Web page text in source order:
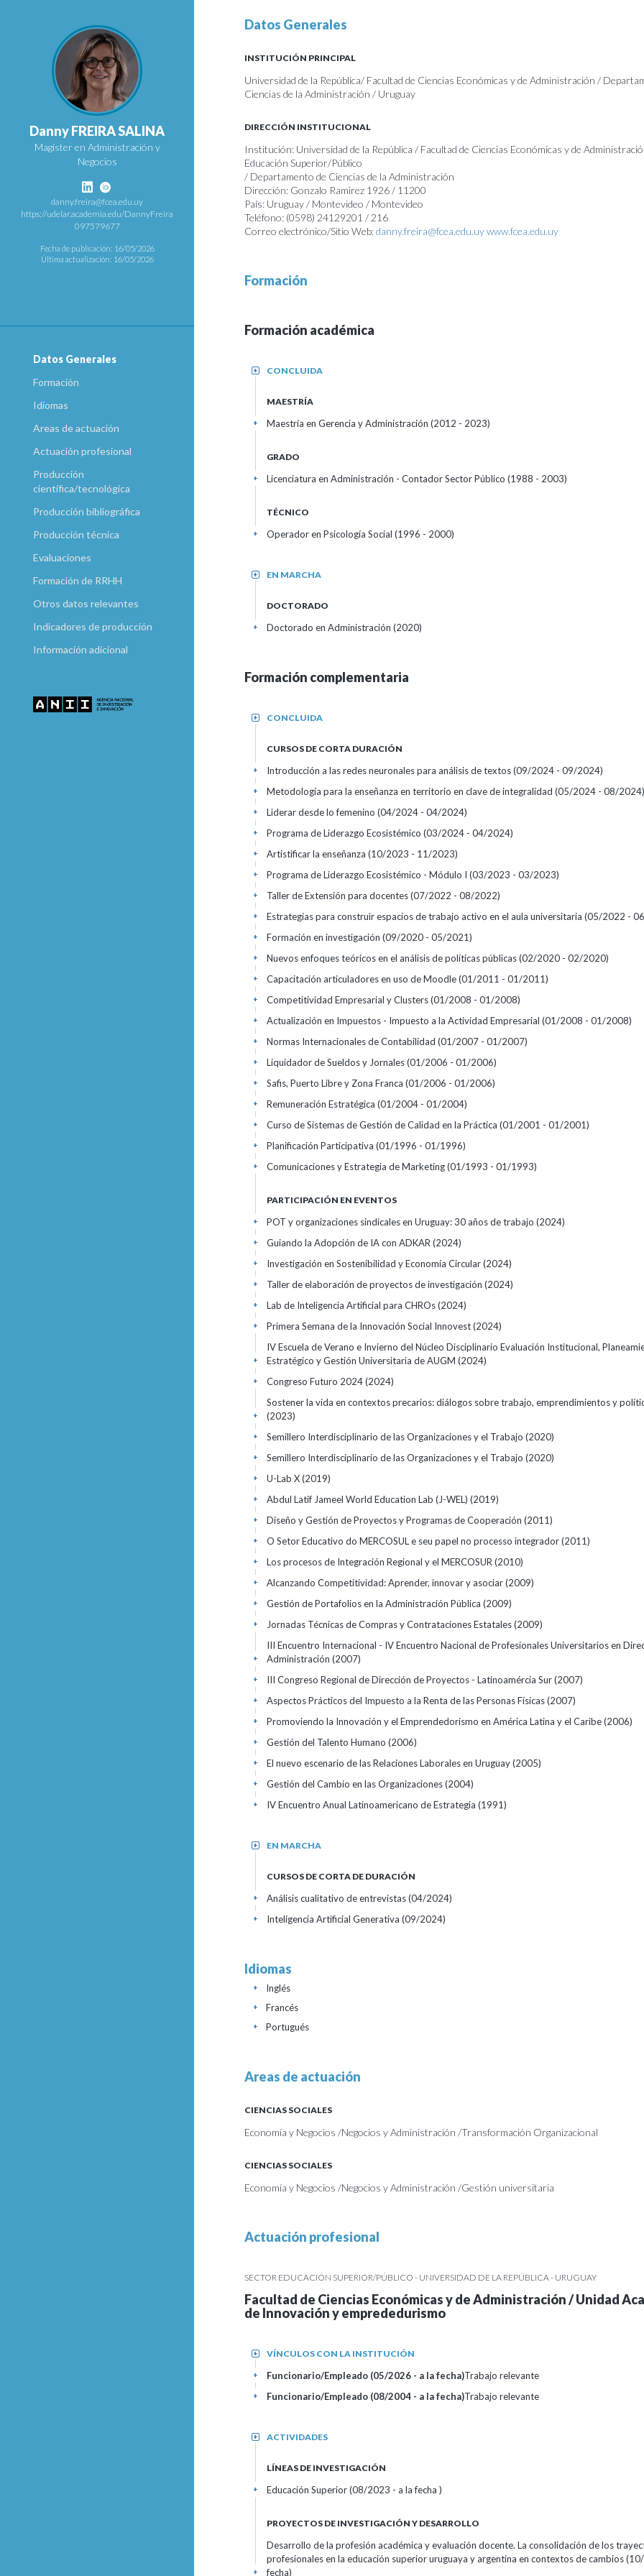
Danny FREIRA SALINA
Magíster en Administración y
Negocios
danny.freira@fcea.edu.uy
https://udelar.academia.edu/DannyFreira
097579677
Fecha de publicación: 16/05/2026
Última actualización: 16/05/2026
Datos Generales
Formación
Idiomas
Areas de actuación
Actuación profesional
Producción
científica/tecnológica
Producción bibliográfica
Producción técnica
Evaluaciones
Formación de RRHH
Otros datos relevantes
Indicadores de producción
Información adicional
Datos Generales
INSTITUCIÓN PRINCIPAL
Universidad de la República/ Facultad de Ciencias Económicas y de Administración /
Ciencias de la Administración / Uruguay
DIRECCIÓN INSTITUCIONAL
Institución: Universidad de la República / Facultad de Ciencias Económicas y de
Educación Superior/Público
/ Departamento de Ciencias de la Administración
Dirección: Gonzalo Ramirez 1926 / 11200
País: Uruguay / Montevideo / Montevideo
Teléfono: (0598) 24129201 / 216
Correo electrónico/Sitio Web:danny.freira@fcea.edu.uywww.fcea.edu.uy
Formación
Formación académica
CONCLUIDA
+
MAESTRÍA
Maestría en Gerencia y Administración (2012 - 2023)
+
GRADO
Licenciatura en Administración - Contador Sector Público (1988 - 2003)
+
TÉCNICO
Operador en Psicología Social (1996 - 2000)
+
EN MARCHA
+
DOCTORADO
Doctorado en Administración (2020)
+
Formación complementaria
CONCLUIDA
+
CURSOS DE CORTA DURACIÓN
Introducción a las redes neuronales para análisis de textos(09/2024 - 09/2024)
+
Metodología para la enseñanza en territorio en clave de integralidad (05/2024 - 08/2024)
+
Liderar desde lo femenino (04/2024 - 04/2024)
+
Programa de Liderazgo Ecosistémico (03/2024 - 04/2024)
+
Artistificar la enseñanza (10/2023 - 11/2023)
+
Programa de Liderazgo Ecosistémico - Módulo I (03/2023 - 03/2023)
+
Taller de Extensión para docentes(07/2022 - 08/2022)
+
Estrategias para construir espacios de trabajo activo en el aula universitaria (05/2022 -
+
Formación en investigación (09/2020 - 05/2021)
+
Nuevos enfoques teóricos en el análisis de políticas públicas(02/2020 - 02/2020)
+
Capacitación articuladores en uso de Moodle(01/2011 - 01/2011)
+
Competitividad Empresarial y Clusters(01/2008 - 01/2008)
+
Actualización en Impuestos - Impuesto a la Actividad Empresarial (01/2008 - 01/2008)
+
Normas Internacionales de Contabilidad (01/2007 - 01/2007)
+
Liquidador de Sueldos y Jornales(01/2006 - 01/2006)
+
Safis, Puerto Libre y Zona Franca (01/2006 - 01/2006)
+
Remuneración Estratégica (01/2004 - 01/2004)
+
Curso de Sistemas de Gestión de Calidad en la Práctica (01/2001 - 01/2001)
+
Planificación Participativa (01/1996 - 01/1996)
+
Comunicaciones y Estrategia de Marketing(01/1993 - 01/1993)
+
PARTICIPACIÓN EN EVENTOS
POT y organizaciones sindicales en Uruguay: 30 años de trabajo (2024)
+
Guiando la Adopción de IA con ADKAR (2024)
+
Investigación en Sostenibilidad y Economía Circular(2024)
+
Taller de elaboración de proyectos de investigación (2024)
+
Lab de Inteligencia Artificial para CHROs(2024)
+
Primera Semana de la Innovación Social Innovest(2024)
+
IV Escuela de Verano e Invierno del Núcleo Disciplinario Evaluación Institucional,
Estratégico y Gestión Universitaria de AUGM (2024)
+
Congreso Futuro 2024(2024)
+
Sostener la vida en contextos precarios: diálogos sobre trabajo, emprendimientos y
(2023)
+
Semillero Interdisciplinario de las Organizaciones y el Trabajo (2020)
+
Semillero Interdisciplinario de las Organizaciones y el Trabajo (2020)
+
U-Lab X(2019)
+
Abdul Latif Jameel World Education Lab (J-WEL) (2019)
+
Diseño y Gestión de Proyectos y Programas de Cooperación (2011)
+
O Setor Educativo do MERCOSUL e seu papel no processo integrador(2011)
+
Los procesos de Integración Regional y el MERCOSUR (2010)
+
Alcanzando Competitividad: Aprender, innovar y asociar(2009)
+
Gestión de Portafolios en la Administración Pública (2009)
+
Jornadas Técnicas de Compras y Contrataciones Estatales(2009)
+
III Encuentro Internacional - IV Encuentro Nacional de Profesionales Universitarios en
Administración (2007)
+
III Congreso Regional de Dirección de Proyectos - Latinoamércia Sur(2007)
+
Aspectos Prácticos del Impuesto a la Renta de las Personas Físicas(2007)
+
Promoviendo la Innovación y el Emprendedorismo en América Latina y el Caribe(2006)
+
Gestión del Talento Humano (2006)
+
El nuevo escenario de las Relaciones Laborales en Uruguay(2005)
+
Gestión del Cambio en las Organizaciones(2004)
+
IV Encuentro Anual Latinoamericano de Estrategia (1991)
+
EN MARCHA
+
CURSOS DE CORTA DE DURACIÓN
Análisis cualitativo de entrevistas(04/2024)
+
Inteligencia Artificial Generativa (09/2024)
+
Idiomas
Inglés
+
Francés
+
Portugués
+
Areas de actuación
CIENCIAS SOCIALES
Economía y Negocios /Negocios y Administración /Transformación Organizacional
CIENCIAS SOCIALES
Economía y Negocios /Negocios y Administración /Gestión universitaria
Actuación profesional
SECTOR EDUCACIÓN SUPERIOR/PÚBLICO - UNIVERSIDAD DE LA REPÚBLICA - URUGUAY
Facultad de Ciencias Económicas y de Administración / Unidad
de Innovación y emprededurismo
VÍNCULOS CON LA INSTITUCIÓN
+
Funcionario/Empleado (05/2026 - a la fecha)Trabajo relevante
+
Funcionario/Empleado (08/2004 - a la fecha)Trabajo relevante
+
ACTIVIDADES
+
LÍNEAS DE INVESTIGACIÓN
Educación Superior (08/2023 - a la fecha )
+
PROYECTOS DE INVESTIGACIÓN Y DESARROLLO
Desarrollo de la profesión académica y evaluación docente. La consolidación de los
profesionales en la educación superior uruguaya y argentina en contextos de cambios
fecha)
+